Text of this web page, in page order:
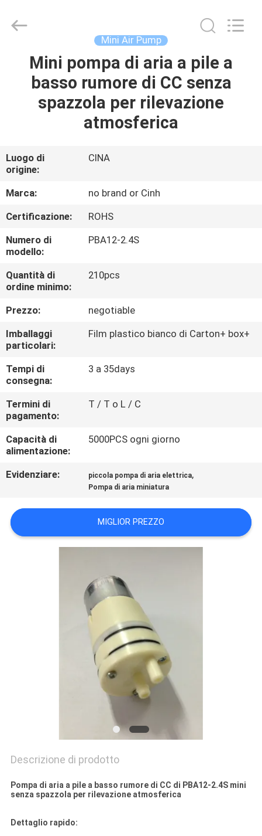
CASA
PRODOTTI
NOI
GIRO
DELLA
FABBRICA
CONTROLLO
DI
QUALITÀ
CONTATTICI
NOTIZIE
MAPPA
DEL
POLICY
group
co.,limited.
Mini Air Pump
Mini pompa di aria a pile a
basso rumore di CC senza
spazzola per rilevazione
atmosferica
Luogo di
origine:
CINA
Marca:
no brand or Cinh
Certificazione:
ROHS
Numero di
modello:
PBA12-2.4S
Quantità di
ordine minimo:
210pcs
Prezzo:
negotiable
Imballaggi
particolari:
Film plastico bianco di Carton+ box+
Tempi di
consegna:
3 a 35days
Termini di
pagamento:
T / T o L / C
Capacità di
alimentazione:
5000PCS ogni giorno
Evidenziare: piccola pompa di aria elettrica,
Pompa di aria miniatura
MIGLIOR PREZZO
Descrizione di prodotto
Pompa di aria a pile a basso rumore di CC di PBA12-2.4S mini
senza spazzola per rilevazione atmosferica
Dettaglio rapido: